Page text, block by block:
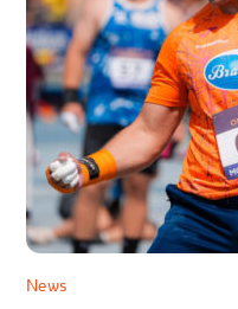
News